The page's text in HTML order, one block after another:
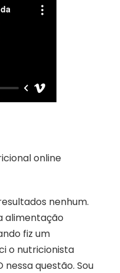
nenhum.
alimentação
fiz um
o nutricionista
nessa questão. Sou